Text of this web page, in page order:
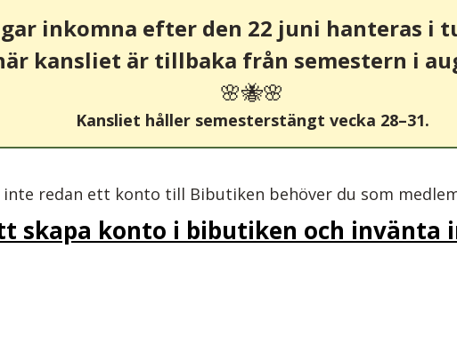
inkomna efter den 22 juni hanteras i
kansliet är tillbaka från semestern i
🌸🐝🌸
Kansliet håller semesterstängt vecka 28–31.
inte redan ett konto till Bibutiken behöver du som
skapa konto i bibutiken och invänta